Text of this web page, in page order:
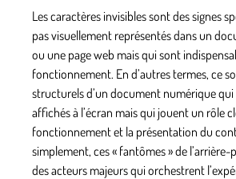
Les caractères invisibles sont des signes
pas visuellement représentés dans un
ou une page web mais qui sont
fonctionnement. En d’autres termes, ce
structurels d’un document numérique qui
affichés à l’écran mais qui jouent un rôle
fonctionnement et la présentation du
simplement, ces « fantômes » de
des acteurs majeurs qui orchestrent